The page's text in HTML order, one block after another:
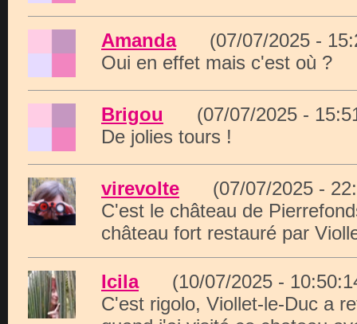
Amanda(07/07/2025 -
Oui en effet mais c'est où ?
Brigou (07/07/2025 -
De jolies tours !
virevolte (07/07/2025 -
C'est le château de
château fort restauré par
Icila(10/07/2025 -
C'est rigolo, Viollet-le-Duc a